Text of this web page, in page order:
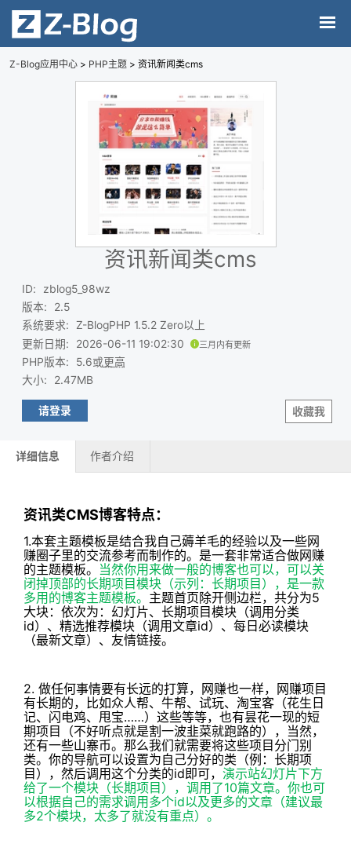
Z-Blog应用中心 > PHP主题 > 资讯新闻类cms
资讯新闻类cms
ID:
zblog5_98wz
版本:
2.5
系统要求:
Z-BlogPHP 1.5.2 Zero以上
更新日期: 2026-06-11 19:02:30 三月内有更新
PHP版本: 5.6或更高
大小: 2.47MB
收藏我
请登录
详细信息 作者介绍
资讯类CMS博客特点：
1.本套主题模板是结合我自己薅羊毛的经验以及一些网
赚圈子里的交流参考而制作的。是一套非常适合做网赚
的主题模板。 当然你用来做一般的博客也可以，可以关
闭掉顶部的长期项目模块（示列：长期项目），是一款
多用的博客主题模板。 主题首页除开侧边栏，共分为5
大块：依次为：幻灯片、长期项目模块（调用分类
id）、精选推荐模块（调用文章id）、每日必读模块
（最新文章）、友情链接。
2. 做任何事情要有长远的打算，网赚也一样，网赚项目
有长期的，比如众人帮、牛帮、试玩、淘宝客（花生日
记、闪电鸡、甩宝……）这些等等，也有昙花一现的短
期项目（不好听点就是割一波韭菜就跑路的），当然，
还有一些山寨币。那么我们就需要将这些项目分门别
类。你的导航可以设置为自己分好的类（例：长期项
目），然后调用这个分类的id即可， 演示站幻灯片下方
给了一个模块（长期项目），调用了10篇文章。你也可
以根据自己的需求调用多个id以及更多的文章（建议最
多2个模块，太多了就没有重点）。